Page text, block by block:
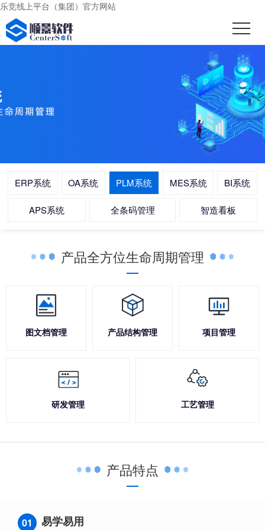
乐竞线上平台（集团）官方网站
ERP系统 OA系统 PLM系统 MES系统 BI系统
APS系统 全条码管理 智造看板
产品全方位生命周期管理
图文档管理 产品结构管理 项目管理
研发管理 工艺管理
产品特点
01 易学易用